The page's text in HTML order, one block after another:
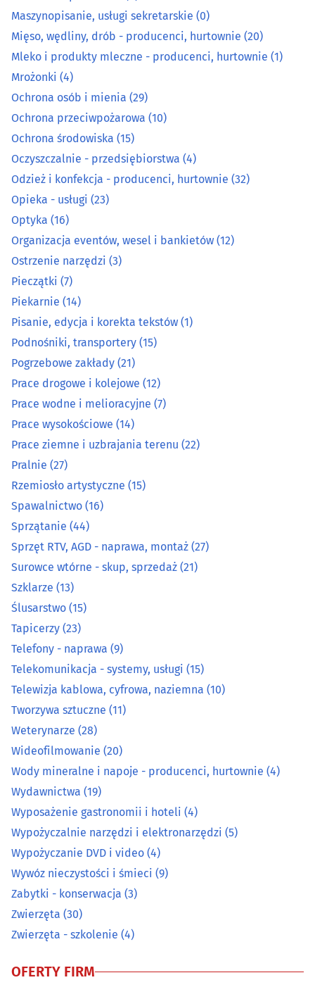
Mleko i produkty mleczne - producenci, hurtownie
Mrożonki(4)
Ochrona osób i mienia (29)
Ochrona przeciwpożarowa
Ochrona środowiska (15)
Oczyszczalnie - przedsiębiorstwa
Odzież i konfekcja - producenci, hurtownie(32)
Opieka - usługi
Optyka (16)
Organizacja eventów, wesel i bankietów
Ostrzenie narzędzi(3)
Pieczątki(7)
Piekarnie(14)
Pisanie, edycja i korekta tekstów
Podnośniki, transportery
Pogrzebowe zakłady(21)
Prace drogowe i kolejowe
Prace wodne i melioracyjne
Prace wysokościowe(14)
Prace ziemne i uzbrajania terenu
Pralnie(27)
Rzemiosło artystyczne (15)
Spawalnictwo(16)
Sprzątanie(44)
Sprzęt RTV, AGD - naprawa, montaż
Surowce wtórne - skup, sprzedaż
Maszynopisanie, usługi sekretarskie (0)
Mięso, wędliny, drób - producenci, hurtownie (20)
Mleko i produkty mleczne - producenci, hurtownie (1)
Mrożonki (4)
Ochrona osób i mienia (29)
Ochrona przeciwpożarowa (10)
Ochrona środowiska (15)
Oczyszczalnie - przedsiębiorstwa (4)
Odzież i konfekcja - producenci, hurtownie (32)
Opieka - usługi (23)
Optyka (16)
Organizacja eventów, wesel i bankietów (12)
Ostrzenie narzędzi (3)
Pieczątki (7)
Piekarnie (14)
Pisanie, edycja i korekta tekstów (1)
Podnośniki, transportery (15)
Pogrzebowe zakłady (21)
Prace drogowe i kolejowe (12)
Prace wodne i melioracyjne (7)
Prace wysokościowe (14)
Prace ziemne i uzbrajania terenu (22)
Pralnie (27)
Rzemiosło artystyczne (15)
Spawalnictwo (16)
Sprzątanie (44)
Sprzęt RTV, AGD - naprawa, montaż (27)
Surowce wtórne - skup, sprzedaż (21)
Szklarze (13)
Ślusarstwo (15)
Tapicerzy (23)
Telefony - naprawa (9)
Telekomunikacja - systemy, usługi (15)
Telewizja kablowa, cyfrowa, naziemna (10)
Tworzywa sztuczne (11)
Weterynarze (28)
Wideofilmowanie (20)
Wody mineralne i napoje - producenci, hurtownie (4)
Wydawnictwa (19)
Wyposażenie gastronomii i hoteli (4)
Wypożyczalnie narzędzi i elektronarzędzi (5)
Wypożyczanie DVD i video (4)
Wywóz nieczystości i śmieci (9)
Zabytki - konserwacja (3)
Zwierzęta (30)
Zwierzęta - szkolenie (4)
OFERTY FIRM